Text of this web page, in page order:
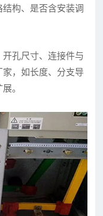
构、是否含安装调
孔尺寸、连接件与
，如长度、分支导
。